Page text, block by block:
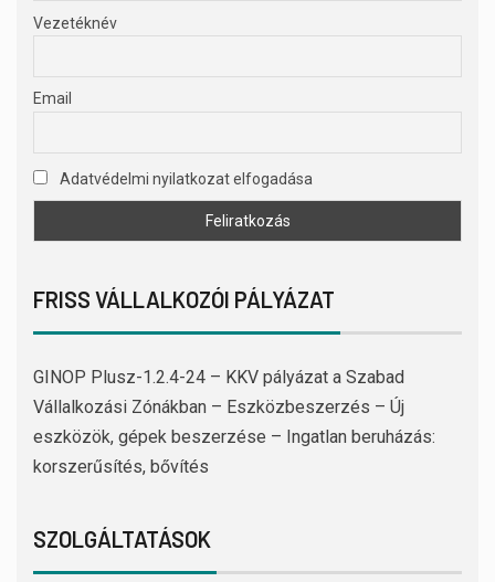
Vezetéknév
Email
Adatvédelmi nyilatkozat elfogadása
FRISS VÁLLALKOZÓI PÁLYÁZAT
GINOP Plusz-1.2.4-24 – KKV pályázat a Szabad
Vállalkozási Zónákban – Eszközbeszerzés – Új
eszközök, gépek beszerzése – Ingatlan beruházás:
korszerűsítés, bővítés
SZOLGÁLTATÁSOK